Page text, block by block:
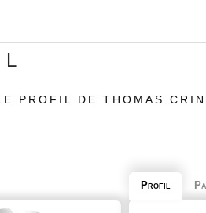
PROFIL DE THOMAS
Profil